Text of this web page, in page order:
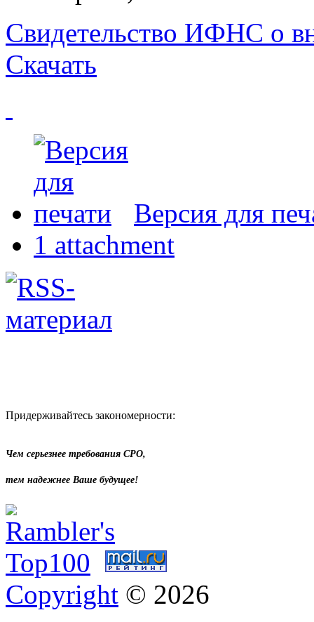
Свидетельство ИФНС о
Скачать
Версия для
1 attachment
Придерживайтесь закономерности:
Чем серьезнее требования СРО,
тем надежнее Ваше будущее!
Copyright © 2026